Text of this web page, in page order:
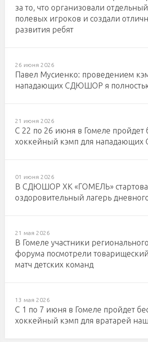
за то, что организовали
полевых игроков и создали
развития ребят
26 июня 2026
Павел Мусиенко: проведением
нападающих СДЮШОР я
21 июня 2026
С 22 по 26 июня в Гомеле пройдет
хоккейный кэмп для
01 июня 2026
В СДЮШОР ХК «ГОМЕЛЬ»
оздоровительный лагерь
21 мая 2026
В Гомеле участники
форума посмотрели
матч детских команд
13 мая 2026
С 1 по 7 июня в Гомеле пройдет
хоккейный кэмп для вратарей